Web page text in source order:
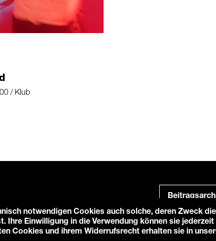
/ Klub
notwendigen Cookies auch solche, deren Zweck
Ihre Einwilligung in die Verwendung können sie
Cookies und ihrem Widerrufsrecht erhalten sie in